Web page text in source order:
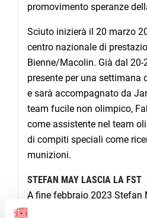
promovimento speranze
Sciuto inizierà il 20 marzo
centro nazionale di
Bienne/Macolin. Già dal
presente per una settimana
e sarà accompagnato da
team fucile non olimpico,
come assistente nel team
di compiti speciali come
munizioni.
STEFAN MAY LASCIA LA FST
A fine febbraio 2023 Stefan